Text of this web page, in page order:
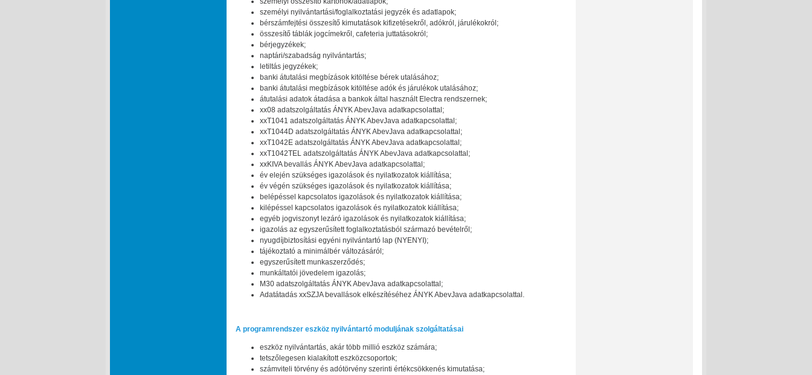
személyi nyilvántartási/foglalkoztatási jegyzék és adatlapok;
bérszámfejtési összesítő kimutatások kifizetésekről, adókról, járulékokról;
összesítő táblák jogcímekről, cafeteria juttatásokról;
bérjegyzékek;
naptári/szabadság nyilvántartás;
letiltás jegyzékek;
banki átutalási megbízások kitöltése bérek utalásához;
banki átutalási megbízások kitöltése adók és járulékok utalásához;
átutalási adatok átadása a bankok által használt Electra rendszernek;
xx08 adatszolgáltatás ÁNYK AbevJava adatkapcsolattal;
xxT1041 adatszolgáltatás ÁNYK AbevJava adatkapcsolattal;
xxT1044D adatszolgáltatás ÁNYK AbevJava adatkapcsolattal;
xxT1042E adatszolgáltatás ÁNYK AbevJava adatkapcsolattal;
xxT1042TEL adatszolgáltatás ÁNYK AbevJava adatkapcsolattal;
xxKIVA bevallás ÁNYK AbevJava adatkapcsolattal;
év elején szükséges igazolások és nyilatkozatok kiállítása;
év végén szükséges igazolások és nyilatkozatok kiállítása;
belépéssel kapcsolatos igazolások és nyilatkozatok kiállítása;
kilépéssel kapcsolatos igazolások és nyilatkozatok kiállítása;
egyéb jogviszonyt lezáró igazolások és nyilatkozatok kiállítása;
igazolás az egyszerűsített foglalkoztatásból származó bevételről;
nyugdíjbiztosítási egyéni nyilvántartó lap (NYENYI);
tájékoztató a minimálbér változásáról;
egyszerűsített munkaszerződés;
munkáltatói jövedelem igazolás;
M30 adatszolgáltatás ÁNYK AbevJava adatkapcsolattal;
Adatátadás xxSZJA bevallások elkészítéséhez ÁNYK AbevJava adatkapcsolattal.
A programrendszer eszköz nyilvántartó moduljának szolgáltatásai
eszköz nyilvántartás, akár több millió eszköz számára;
tetszőlegesen kialakított eszközcsoportok;
számviteli törvény és adótörvény szerinti értékcsökkenés kimutatása;